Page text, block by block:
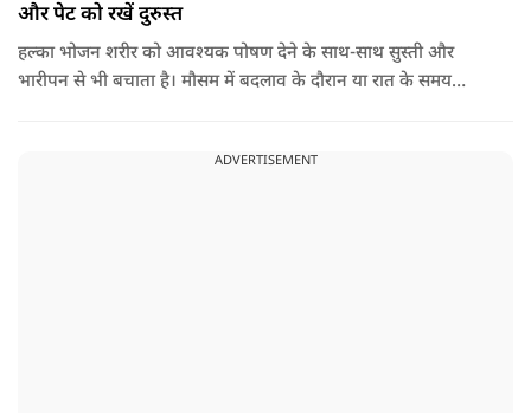
और पेट को रखें दुरुस्त
हल्का भोजन शरीर को आवश्यक पोषण देने के साथ-साथ सुस्ती और
भारीपन से भी बचाता है। मौसम में बदलाव के दौरान या रात के समय
में हल्का भोजन मेटाबॉलिज्म के लिए भी बेहतर होता है।
ADVERTISEMENT